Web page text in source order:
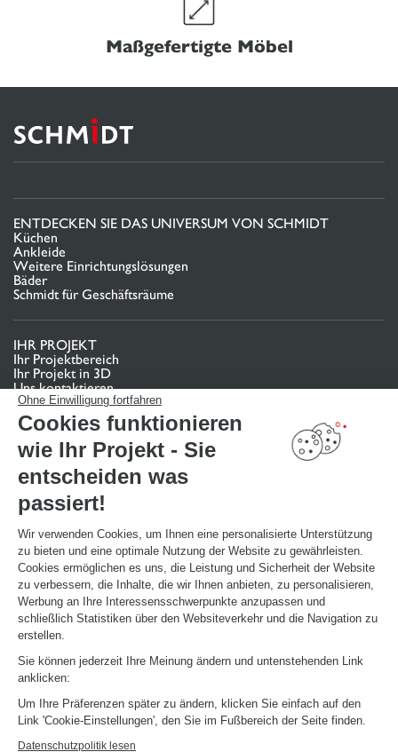
Ohne Einwilligung fortfahren
Cookies funktionieren
wie Ihr Projekt - Sie
entscheiden was
passiert!
Wir verwenden Cookies, um Ihnen eine personalisierte Unterstützung
zu bieten und eine optimale Nutzung der Website zu gewährleisten.
Cookies ermöglichen es uns, die Leistung und Sicherheit der Website
zu verbessern, die Inhalte, die wir Ihnen anbieten, zu personalisieren,
Werbung an Ihre Interessensschwerpunkte anzupassen und
schließlich Statistiken über den Websiteverkehr und die Navigation zu
erstellen.
Sie können jederzeit Ihre Meinung ändern und untenstehenden Link
anklicken:
Um Ihre Präferenzen später zu ändern, klicken Sie einfach auf den
Link 'Cookie-Einstellungen', den Sie im Fußbereich der Seite finden.
Datenschutzpolitik lesen
Maßgefertigte Möbel
ENTDECKEN SIE DAS UNIVERSUM VON SCHMIDT
Küchen
Ankleide
Weitere Einrichtungslösungen
Bäder
Schmidt für Geschäftsräume
IHR PROJEKT
Ihr Projektbereich
Ihr Projekt in 3D
Uns kontaktieren
Finden Sie Ihr Studio
TERMIN VEREINBAREN
NÜTZLICHE LINKS
Aktionswochen
Montageanleitung und Pflegeleitfaden
Katalog herunterladen
ÜBER
News aus dem Unternehmen
Karriere - Wir stellen ein
Ein Studio eröffnen
Unsere Studios in Deutschland